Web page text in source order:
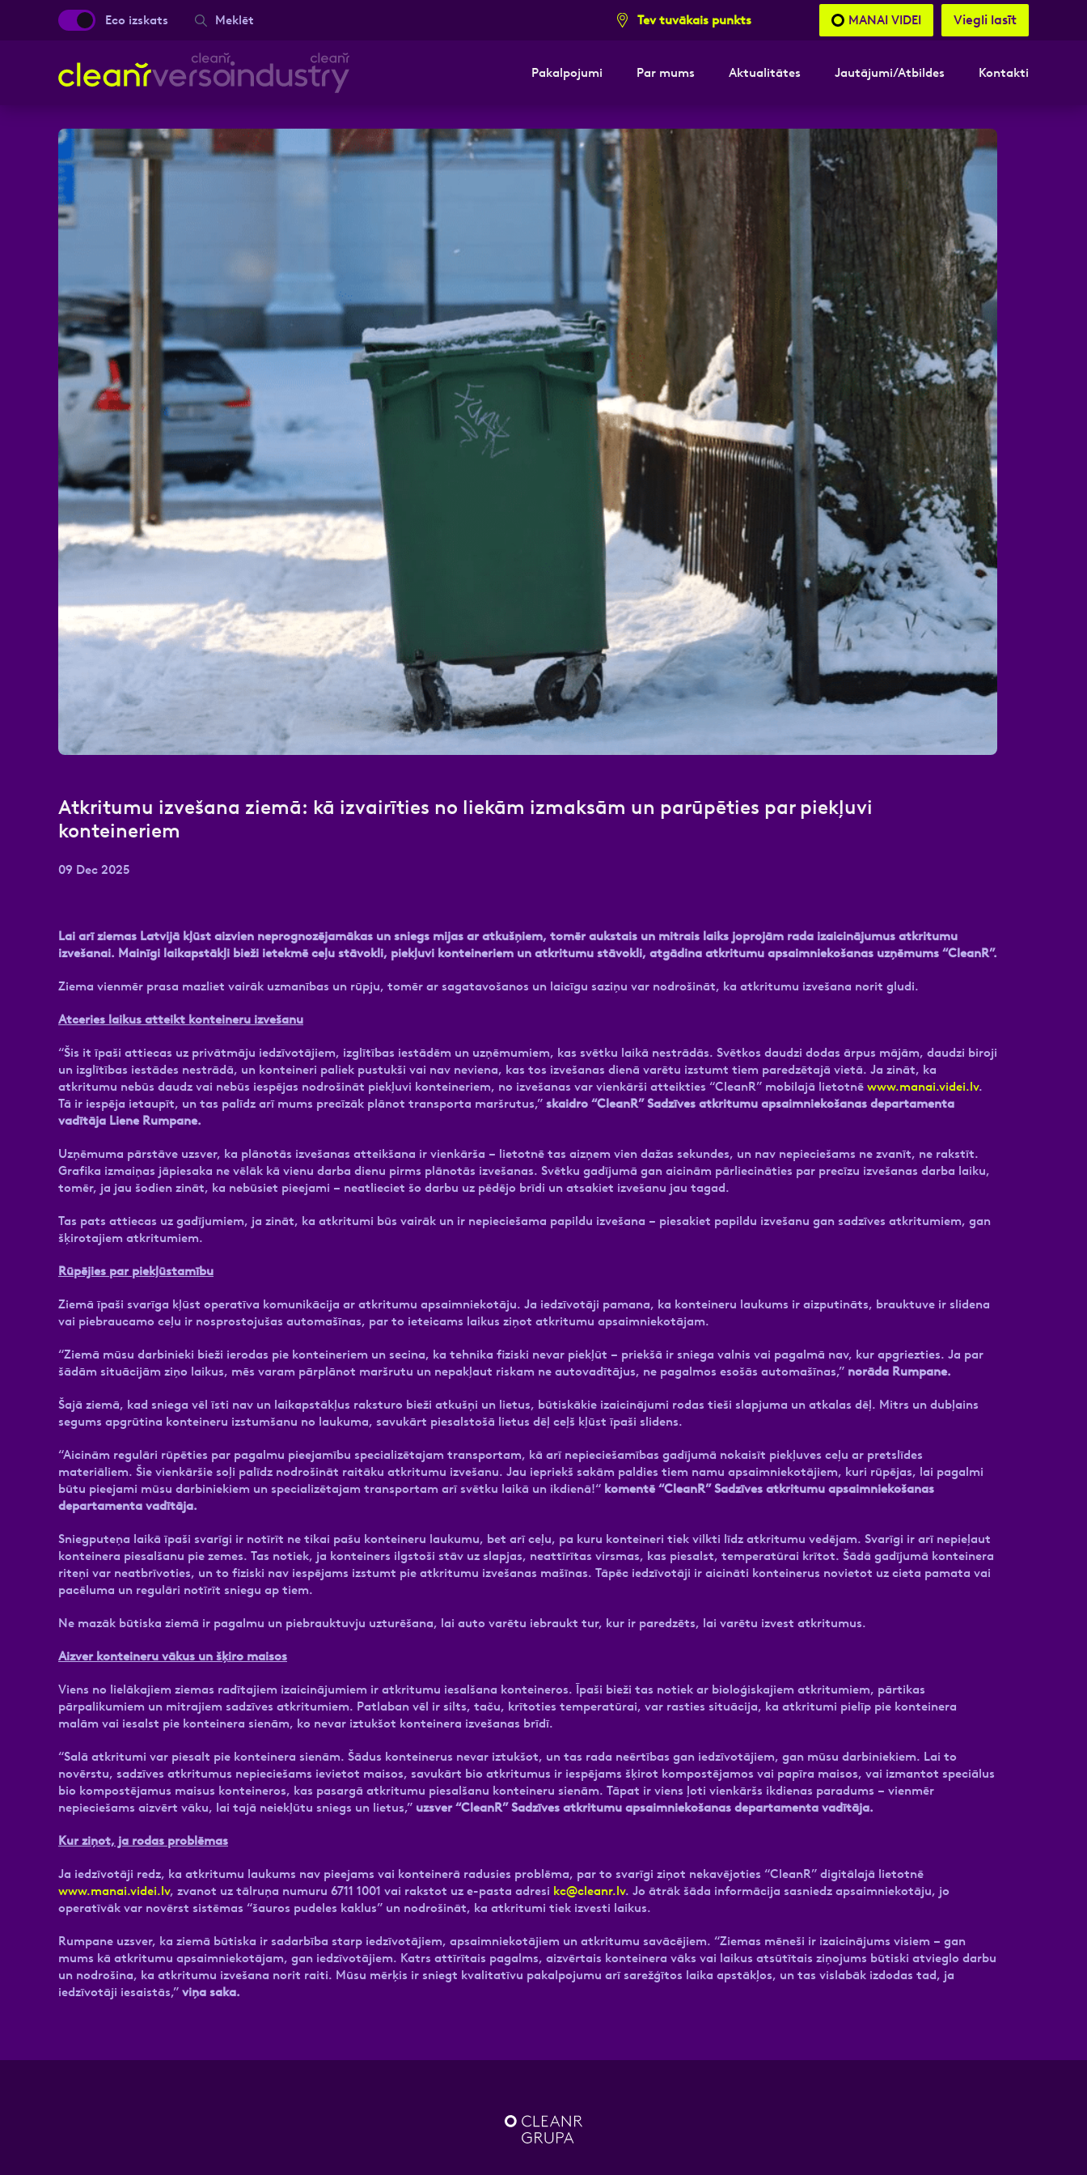
Eco izskats Meklēt Tev tuvākais punkts MANAI VIDEI Viegli lasīt
Pakalpojumi Par mums Aktualitātes Jautājumi/Atbildes Kontakti
Atkritumu izvešana ziemā: kā izvairīties no liekām izmaksām un parūpēties par piekļuvi
konteineriem
09 Dec 2025
Lai arī ziemas Latvijā kļūst aizvien neprognozējamākas un sniegs mijas ar atkušņiem, tomēr aukstais un mitrais laiks joprojām rada izaicinājumus atkritumu
izvešanai. Mainīgi laikapstākļi bieži ietekmē ceļu stāvokli, piekļuvi konteineriem un atkritumu stāvokli, atgādina atkritumu apsaimniekošanas uzņēmums “CleanR”.
Ziema vienmēr prasa mazliet vairāk uzmanības un rūpju, tomēr ar sagatavošanos un laicīgu saziņu var nodrošināt, ka atkritumu izvešana norit gludi.
Atceries laikus atteikt konteineru izvešanu
“Šis it īpaši attiecas uz privātmāju iedzīvotājiem, izglītības iestādēm un uzņēmumiem, kas svētku laikā nestrādās. Svētkos daudzi dodas ārpus mājām, daudzi biroji
un izglītības iestādes nestrādā, un konteineri paliek pustukši vai nav neviena, kas tos izvešanas dienā varētu izstumt tiem paredzētajā vietā. Ja zināt, ka
atkritumu nebūs daudz vai nebūs iespējas nodrošināt piekļuvi konteineriem, no izvešanas var vienkārši atteikties “CleanR” mobilajā lietotnē www.manai.videi.lv.
Tā ir iespēja ietaupīt, un tas palīdz arī mums precīzāk plānot transporta maršrutus,” skaidro “CleanR” Sadzīves atkritumu apsaimniekošanas departamenta
vadītāja Liene Rumpane.
Uzņēmuma pārstāve uzsver, ka plānotās izvešanas atteikšana ir vienkārša – lietotnē tas aizņem vien dažas sekundes, un nav nepieciešams ne zvanīt, ne rakstīt.
Grafika izmaiņas jāpiesaka ne vēlāk kā vienu darba dienu pirms plānotās izvešanas. Svētku gadījumā gan aicinām pārliecināties par precīzu izvešanas darba laiku,
tomēr, ja jau šodien zināt, ka nebūsiet pieejami – neatlieciet šo darbu uz pēdējo brīdi un atsakiet izvešanu jau tagad.
Tas pats attiecas uz gadījumiem, ja zināt, ka atkritumi būs vairāk un ir nepieciešama papildu izvešana – piesakiet papildu izvešanu gan sadzīves atkritumiem, gan
šķirotajiem atkritumiem.
Rūpējies par piekļūstamību
Ziemā īpaši svarīga kļūst operatīva komunikācija ar atkritumu apsaimniekotāju. Ja iedzīvotāji pamana, ka konteineru laukums ir aizputināts, brauktuve ir slidena
vai piebraucamo ceļu ir nosprostojušas automašīnas, par to ieteicams laikus ziņot atkritumu apsaimniekotājam.
“Ziemā mūsu darbinieki bieži ierodas pie konteineriem un secina, ka tehnika fiziski nevar piekļūt – priekšā ir sniega valnis vai pagalmā nav, kur apgriezties. Ja par
šādām situācijām ziņo laikus, mēs varam pārplānot maršrutu un nepakļaut riskam ne autovadītājus, ne pagalmos esošās automašīnas,” norāda Rumpane.
Šajā ziemā, kad sniega vēl īsti nav un laikapstākļus raksturo bieži atkušņi un lietus, būtiskākie izaicinājumi rodas tieši slapjuma un atkalas dēļ. Mitrs un dubļains
segums apgrūtina konteineru izstumšanu no laukuma, savukārt piesalstošā lietus dēļ ceļš kļūst īpaši slidens.
“Aicinām regulāri rūpēties par pagalmu pieejamību specializētajam transportam, kā arī nepieciešamības gadījumā nokaisīt piekļuves ceļu ar pretslīdes
materiāliem. Šie vienkāršie soļi palīdz nodrošināt raitāku atkritumu izvešanu. Jau iepriekš sakām paldies tiem namu apsaimniekotājiem, kuri rūpējas, lai pagalmi
būtu pieejami mūsu darbiniekiem un specializētajam transportam arī svētku laikā un ikdienā!“ komentē “CleanR” Sadzīves atkritumu apsaimniekošanas
departamenta vadītāja.
Sniegputeņa laikā īpaši svarīgi ir notīrīt ne tikai pašu konteineru laukumu, bet arī ceļu, pa kuru konteineri tiek vilkti līdz atkritumu vedējam. Svarīgi ir arī nepieļaut
konteinera piesalšanu pie zemes. Tas notiek, ja konteiners ilgstoši stāv uz slapjas, neattīrītas virsmas, kas piesalst, temperatūrai krītot. Šādā gadījumā konteinera
riteņi var neatbrīvoties, un to fiziski nav iespējams izstumt pie atkritumu izvešanas mašīnas. Tāpēc iedzīvotāji ir aicināti konteinerus novietot uz cieta pamata vai
pacēluma un regulāri notīrīt sniegu ap tiem.
Ne mazāk būtiska ziemā ir pagalmu un piebrauktuvju uzturēšana, lai auto varētu iebraukt tur, kur ir paredzēts, lai varētu izvest atkritumus.
Aizver konteineru vākus un šķiro maisos
Viens no lielākajiem ziemas radītajiem izaicinājumiem ir atkritumu iesalšana konteineros. Īpaši bieži tas notiek ar bioloģiskajiem atkritumiem, pārtikas
pārpalikumiem un mitrajiem sadzīves atkritumiem. Patlaban vēl ir silts, taču, krītoties temperatūrai, var rasties situācija, ka atkritumi pielīp pie konteinera
malām vai iesalst pie konteinera sienām, ko nevar iztukšot konteinera izvešanas brīdī.
“Salā atkritumi var piesalt pie konteinera sienām. Šādus konteinerus nevar iztukšot, un tas rada neērtības gan iedzīvotājiem, gan mūsu darbiniekiem. Lai to
novērstu, sadzīves atkritumus nepieciešams ievietot maisos, savukārt bio atkritumus ir iespējams šķirot kompostējamos vai papīra maisos, vai izmantot speciālus
bio kompostējamus maisus konteineros, kas pasargā atkritumu piesalšanu konteineru sienām. Tāpat ir viens ļoti vienkāršs ikdienas paradums – vienmēr
nepieciešams aizvērt vāku, lai tajā neiekļūtu sniegs un lietus,” uzsver “CleanR” Sadzīves atkritumu apsaimniekošanas departamenta vadītāja.
Kur ziņot, ja rodas problēmas
Ja iedzīvotāji redz, ka atkritumu laukums nav pieejams vai konteinerā radusies problēma, par to svarīgi ziņot nekavējoties “CleanR” digitālajā lietotnē
www.manai.videi.lv, zvanot uz tālruņa numuru 6711 1001 vai rakstot uz e-pasta adresi kc@cleanr.lv. Jo ātrāk šāda informācija sasniedz apsaimniekotāju, jo
operatīvāk var novērst sistēmas “šauros pudeles kaklus” un nodrošināt, ka atkritumi tiek izvesti laikus.
Rumpane uzsver, ka ziemā būtiska ir sadarbība starp iedzīvotājiem, apsaimniekotājiem un atkritumu savācējiem. “Ziemas mēneši ir izaicinājums visiem – gan
mums kā atkritumu apsaimniekotājam, gan iedzīvotājiem. Katrs attīrītais pagalms, aizvērtais konteinera vāks vai laikus atsūtītais ziņojums būtiski atvieglo darbu
un nodrošina, ka atkritumu izvešana norit raiti. Mūsu mērķis ir sniegt kvalitatīvu pakalpojumu arī sarežģītos laika apstākļos, un tas vislabāk izdodas tad, ja
iedzīvotāji iesaistās,” viņa saka.
Vārds, Uzvārds E-pasts Kontakttālrunis
Ziņa
Atzīmējiet, ka piekrītat personas datu apstrādei.Vairāk